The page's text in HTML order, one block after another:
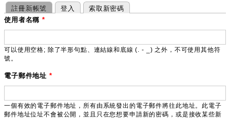
享
會
主要索引標籤
註冊新帳號
(作用中頁籤) 登入 索取新密碼
使用者名稱*
可以使用空格; 除了半形句點、連結線和底線 (. - _) 之外，不可使用其他符
號。
電子郵件地址 *
一個有效的電子郵件地址，所有由系統發出的電子郵件將往此地址。此電子
郵件地址位址不會被公開，並且只在您想要申請新的密碼，或是接收某些新